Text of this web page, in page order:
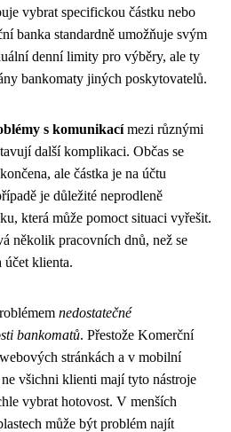
vybrat specifickou částku nebo
banka standardně umožňuje svým
denní limity pro výběry, ale ty
bankomaty jiných poskytovatelů.
s komunikacímezi různými
další komplikaci. Občas se
ale částka je na účtu
je důležité neprodleně
která může pomoct situaci vyřešit.
několik pracovních dnů, než se
účet klienta.
nedostatečné
bankomatů. Přestože Komerční
stránkách a v mobilní
všichni klienti mají tyto nástroje
vybrat hotovost. V menších
může být problém najít